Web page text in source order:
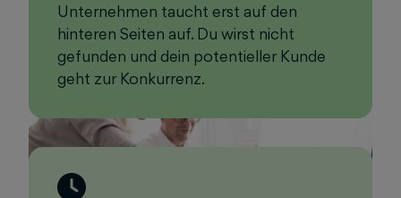
Unternehmen taucht erst auf den
hinteren Seiten auf. Du wirst nicht
gefunden und dein potentieller Kunde
geht zur Konkurrenz.